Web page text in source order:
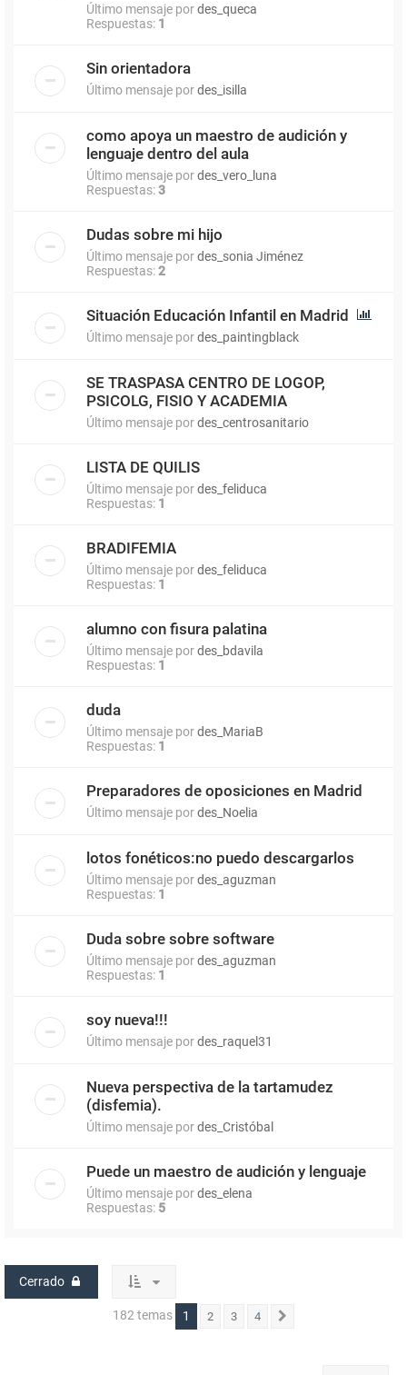
Último mensaje pordes_queca
Respuestas: 1
Sin orientadora
Último mensaje pordes_isilla
como apoya un maestro de audición y
lenguaje dentro del aula
Último mensaje pordes_vero_luna
Respuestas:3
Dudas sobre mi hijo
Último mensaje pordes_sonia Jiménez
Respuestas:2
Situación Educación Infantil en Madrid
Último mensaje pordes_paintingblack
SE TRASPASA CENTRO DE LOGOP,
PSICOLG, FISIO Y ACADEMIA
Último mensaje pordes_centrosanitario
LISTA DE QUILIS
Último mensaje pordes_feliduca
Respuestas: 1
BRADIFEMIA
Último mensaje pordes_feliduca
Respuestas: 1
alumno con fisura palatina
Último mensaje pordes_bdavila
Respuestas: 1
duda
Último mensaje pordes_MariaB
Respuestas: 1
Preparadores de oposiciones en Madrid
Último mensaje pordes_Noelia
lotos fonéticos:no puedo descargarlos
Último mensaje pordes_aguzman
Respuestas: 1
Duda sobre sobre software
Último mensaje pordes_aguzman
Respuestas: 1
soy nueva!!!
Último mensaje pordes_raquel31
Nueva perspectiva de la tartamudez
(disfemia).
Último mensaje pordes_Cristóbal
Puede un maestro de audición y lenguaje
Último mensaje pordes_elena
Respuestas: 5
Cerrado
182 temas 1 2 3 4